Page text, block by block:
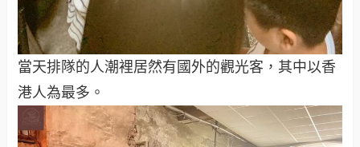
當天排隊的人潮裡居然有國外的觀光客，其中以香
港人為最多。